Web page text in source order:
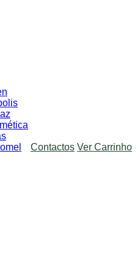
Contactos Ver Carrinho